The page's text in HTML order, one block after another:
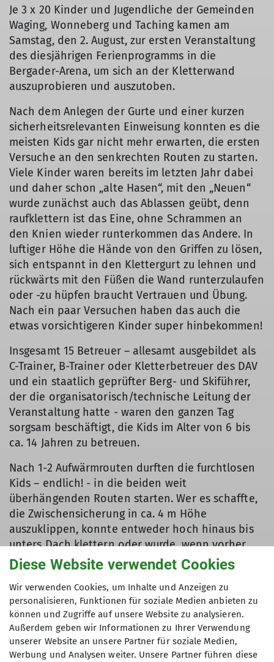
Je 3 x 20 Kinder und Jugendliche der Gemeinden
Waging, Wonneberg und Taching kamen am
Samstag, den 2. August, zur ersten Veranstaltung
des diesjährigen Ferienprogramms in die
Bergader-Arena, um sich an der Kletterwand
auszuprobieren und auszutoben.
Nach dem Anlegen der Gurte und einer kurzen
sicherheitsrelevanten Einweisung konnten es die
meisten Kids gar nicht mehr erwarten, die ersten
Versuche an den senkrechten Routen zu starten.
Viele Kinder waren bereits im letzten Jahr dabei
und daher schon „alte Hasen“, mit den „Neuen“
wurde zunächst auch das Ablassen geübt, denn
raufklettern ist das Eine, ohne Schrammen an
den Knien wieder runterkommen das Andere. In
luftiger Höhe die Hände von den Griffen zu lösen,
sich entspannt in den Klettergurt zu lehnen und
rückwärts mit den Füßen die Wand runterzulaufen
oder -zu hüpfen braucht Vertrauen und Übung.
Nach ein paar Versuchen haben das auch die
etwas vorsichtigeren Kinder super hinbekommen!
Insgesamt 15 Betreuer – allesamt ausgebildet als
C-Trainer, B-Trainer oder Kletterbetreuer des DAV
und ein staatlich geprüfter Berg- und Skiführer,
der die organisatorisch/technische Leitung der
Veranstaltung hatte - waren den ganzen Tag
sorgsam beschäftigt, die Kids im Alter von 6 bis
ca. 14 Jahren zu betreuen.
Nach 1-2 Aufwärmrouten durften die furchtlosen
Kids – endlich! - in die beiden weit
überhängenden Routen starten. Wer es schaffte,
die Zwischensicherung in ca. 4 m Höhe
auszuklippen, konnte entweder hoch hinaus bis
unters Dach klettern oder wurde, wenn vorher
die Kraft ausging, mit einem weiten „Swing“ und
Überhänge wollte, konnte sein Können in den
senkrechten Routen an verschiedensten
Schwierigkeitsgraden testen oder einfach nach
Lust und Laune „bunt“, d.h. mit allen
vorhandenen Griffen und Tritten, klettern.
Diese Website verwendet Cookies
Wir verwenden Cookies, um Inhalte und Anzeigen zu
personalisieren, Funktionen für soziale Medien anbieten zu
können und Zugriffe auf unsere Website zu analysieren.
Außerdem geben wir Informationen zu Ihrer Verwendung
unserer Website an unsere Partner für soziale Medien,
Werbung und Analysen weiter. Unsere Partner führen diese